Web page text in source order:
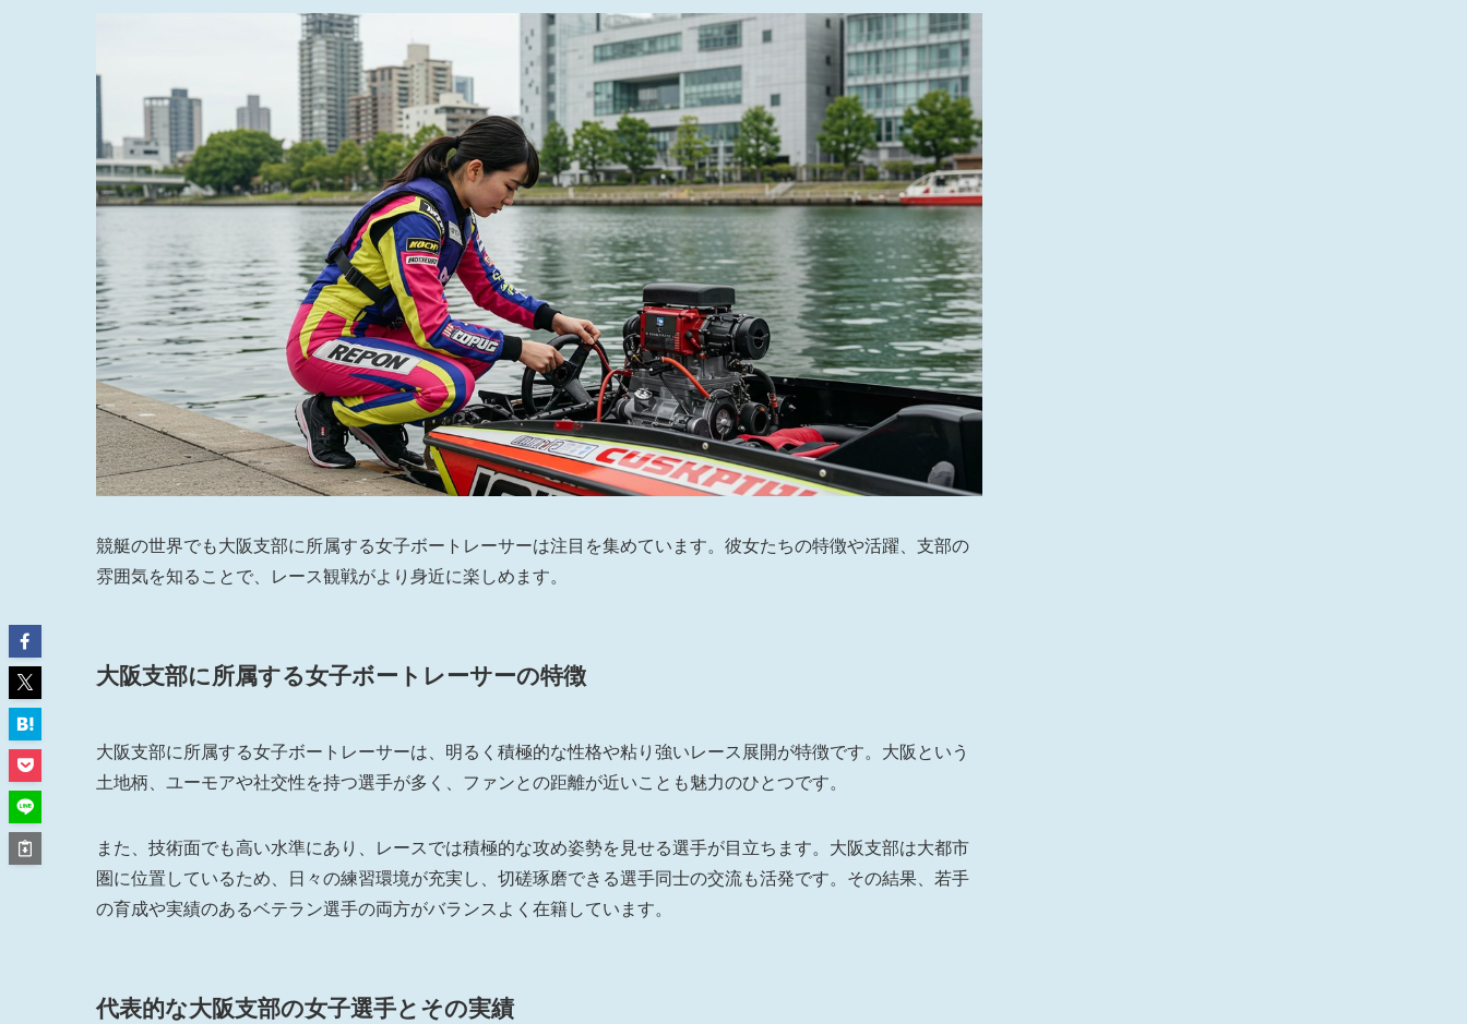
競艇の世界でも大阪支部に所属する女子ボートレーサーは注目を集めています。彼女たちの特徴や活躍、支部の
雰囲気を知ることで、レース観戦がより身近に楽しめます。
大阪支部に所属する女子ボートレーサーの特徴
大阪支部に所属する女子ボートレーサーは、明るく積極的な性格や粘り強いレース展開が特徴です。大阪という
土地柄、ユーモアや社交性を持つ選手が多く、ファンとの距離が近いことも魅力のひとつです。
また、技術面でも高い水準にあり、レースでは積極的な攻め姿勢を見せる選手が目立ちます。大阪支部は大都市
圏に位置しているため、日々の練習環境が充実し、切磋琢磨できる選手同士の交流も活発です。その結果、若手
の育成や実績のあるベテラン選手の両方がバランスよく在籍しています。
代表的な大阪支部の女子選手とその実績